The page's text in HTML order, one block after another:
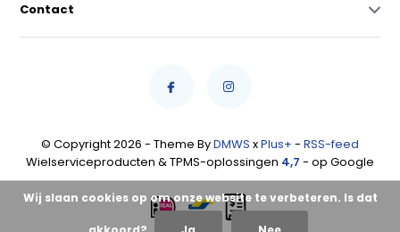
Contact
© Copyright 2026 - Theme ByDMWS xPlus+ - RSS-feed
Wielserviceproducten & TPMS-oplossingen 4,7 - op Google
Wij slaan cookies op om onze website te verbeteren. Is dat